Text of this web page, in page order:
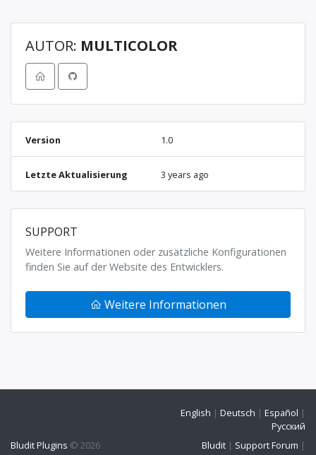
AUTOR: MULTICOLOR
Version 1.0
Letzte Aktualisierung 3 years ago
SUPPORT
Weitere Informationen oder zusätzliche Konfigurationen
finden Sie auf der Website des Entwicklers.
Weitere Informationen
English | Deutsch | Español |
Русский
Bludit Plugins © 2026 Bludit | Support Forum |